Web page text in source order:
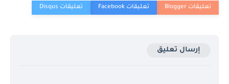
إرسال تعليق